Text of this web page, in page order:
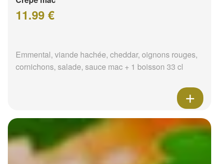
11.99 €
Emmental, viande hachée, cheddar, oignons rouges,
cornichons, salade, sauce mac + 1 boisson 33 cl